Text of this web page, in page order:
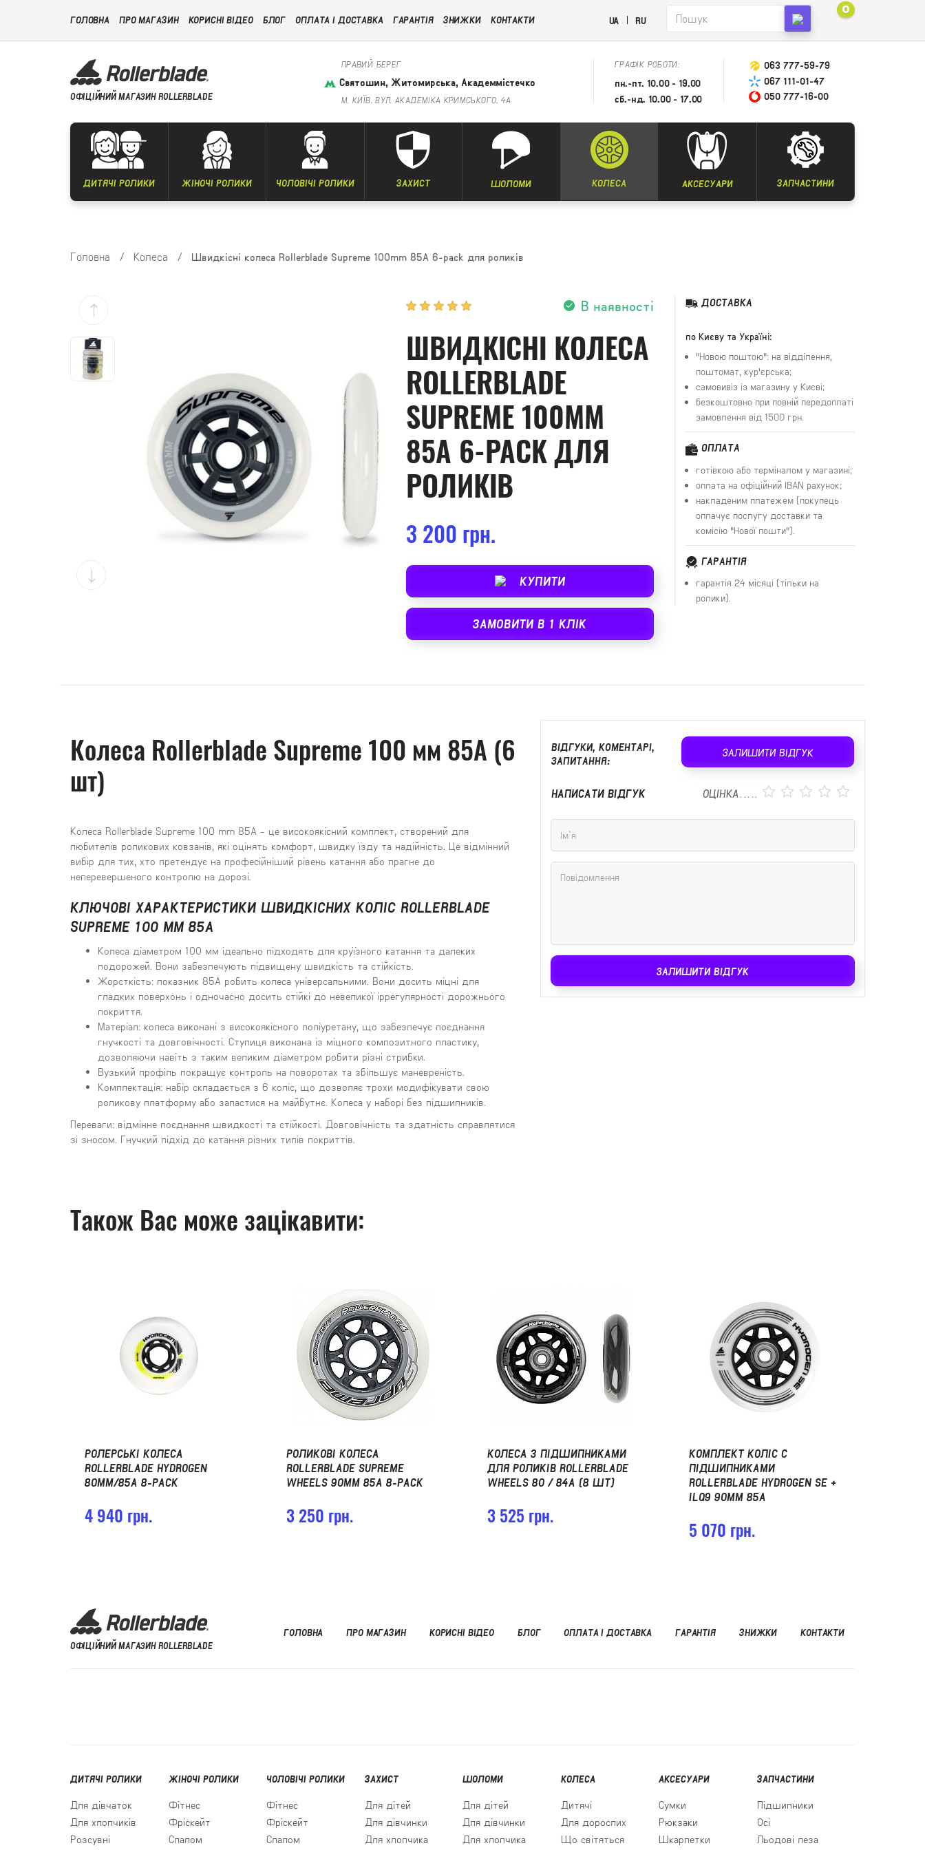
ГОЛОВНА ПРО МАГАЗИН КОРИСНІ ВІДЕО БЛОГ ОПЛАТА І ДОСТАВКА ГАРАНТІЯ ЗНИЖКИ КОНТАКТИ RU
UA
0
ОФІЦІЙНИЙ МАГАЗИН ROLLERBLADE
ПРАВИЙ БЕРЕГ
Святошин, Житомирська, Академмістечко
М. КИЇВ, ВУЛ. АКАДЕМІКА КРИМСЬКОГО, 4А
ГРАФІК РОБОТИ:
пн.-пт. 10.00 - 19.00
сб.-нд. 10.00 - 17.00
063 777-59-79
067 111-01-47
050 777-16-00
ДИТЯЧІ РОЛИКИ ЖІНОЧІ РОЛИКИ ЧОЛОВІЧІ РОЛИКИ ЗАХИСТ ШОЛОМИ КОЛЕСА АКСЕСУАРИ ЗАПЧАСТИНИ
Головна / Колеса / Швидкісні колеса Rollerblade Supreme 100mm 85A 6-pack для роликів
В наявності
ШВИДКІСНІ КОЛЕСА
ROLLERBLADE
SUPREME 100MM
85A 6-PACK ДЛЯ
РОЛИКІВ
3 200 грн.
КУПИТИ
ЗАМОВИТИ В 1 КЛІК
ДОСТАВКА
по Києву та Україні:
"Новою поштою": на відділення,
поштомат, кур'єрська;
самовивіз із магазину у Києві;
безкоштовно при повній передоплаті
замовлення від 1500 грн.
ОПЛАТА
готівкою або терміналом у магазині;
оплата на офіційний IBAN рахунок;
накладеним платежем (покупець
оплачує послугу доставки та
комісію "Нової пошти").
ГАРАНТІЯ
гарантія 24 місяці (тільки на
ролики).
Колеса Rollerblade Supreme 100 мм 85A (6
шт)
Колеса Rollerblade Supreme 100 mm 85A - це високоякісний комплект, створений для
любителів роликових ковзанів, які оцінять комфорт, швидку їзду та надійність. Це відмінний
вибір для тих, хто претендує на професійніший рівень катання або прагне до
неперевершеного контролю на дорозі.
КЛЮЧОВІ ХАРАКТЕРИСТИКИ ШВИДКІСНИХ КОЛІС ROLLERBLADE
SUPREME 100 MM 85A
Колеса діаметром 100 мм ідеально підходять для круїзного катання та далеких
подорожей. Вони забезпечують підвищену швидкість та стійкість.
Жорсткість: показник 85A робить колеса універсальними. Вони досить міцні для
гладких поверхонь і одночасно досить стійкі до невеликої іррегулярності дорожнього
покриття.
Матеріал: колеса виконані з високоякісного поліуретану, що забезпечує поєднання
гнучкості та довговічності. Ступиця виконана із міцного композитного пластику,
дозволяючи навіть з таким великим діаметром робити різні стрибки.
Вузький профіль покращує контроль на поворотах та збільшує маневреність.
Комплектація: набір складається з 6 коліс, що дозволяє трохи модифікувати свою
роликову платформу або запастися на майбутнє. Колеса у наборі без підшипників.
Переваги: ​​відмінне поєднання швидкості та стійкості. Довговічність та здатність справлятися
зі зносом. Гнучкий підхід до катання різних типів покриттів.
ВІДГУКИ, КОМЕНТАРІ,
ЗАПИТАННЯ:
ЗАЛИШИТИ ВІДГУК
НАПИСАТИ ВІДГУК ОЦІНКА
ЗАЛИШИТИ ВІДГУК
Також Вас може зацікавити:
РОЛЕРСЬКІ КОЛЕСА
ROLLERBLADE HYDROGEN
80MM/85А 8-PACK
4 940 грн.
РОЛИКОВІ КОЛЕСА
ROLLERBLADE SUPREME
WHEELS 90MM 85A 8-PACK
3 250 грн.
КОЛЕСА З ПІДШИПНИКАМИ
ДЛЯ РОЛИКІВ ROLLERBLADE
WHEELS 80 / 84A (8 ШТ)
3 525 грн.
КОМПЛЕКТ КОЛІС С
ПІДШИПНИКАМИ
ROLLERBLADE HYDROGEN SE +
ILQ9 90MM 85A
5 070 грн.
ОФІЦІЙНИЙ МАГАЗИН ROLLERBLADE
ГОЛОВНА ПРО МАГАЗИН КОРИСНІ ВІДЕО БЛОГ ОПЛАТА І ДОСТАВКА ГАРАНТІЯ ЗНИЖКИ КОНТАКТИ
ДИТЯЧІ РОЛИКИ
Для дівчаток
Для хлопчиків
Розсувні
ЖІНОЧІ РОЛИКИ
Фітнес
Фріскейт
Слалом
ЧОЛОВІЧІ РОЛИКИ
Фітнес
Фріскейт
Слалом
ЗАХИСТ
Для дітей
Для дівчинки
Для хлопчика
ШОЛОМИ
Для дітей
Для дівчинки
Для хлопчика
КОЛЕСА
Дитячі
Для дорослих
Що світяться
АКСЕСУАРИ
Сумки
Рюкзаки
Шкарпетки
ЗАПЧАСТИНИ
Підшипники
Осі
Льодові леза